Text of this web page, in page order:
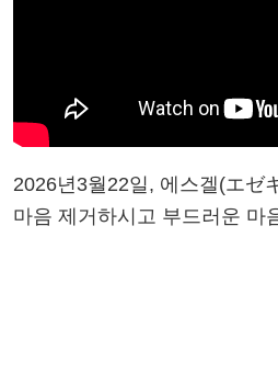
2026년3월22일, 에스겔(エゼ
마음 제거하시고 부드러운 마